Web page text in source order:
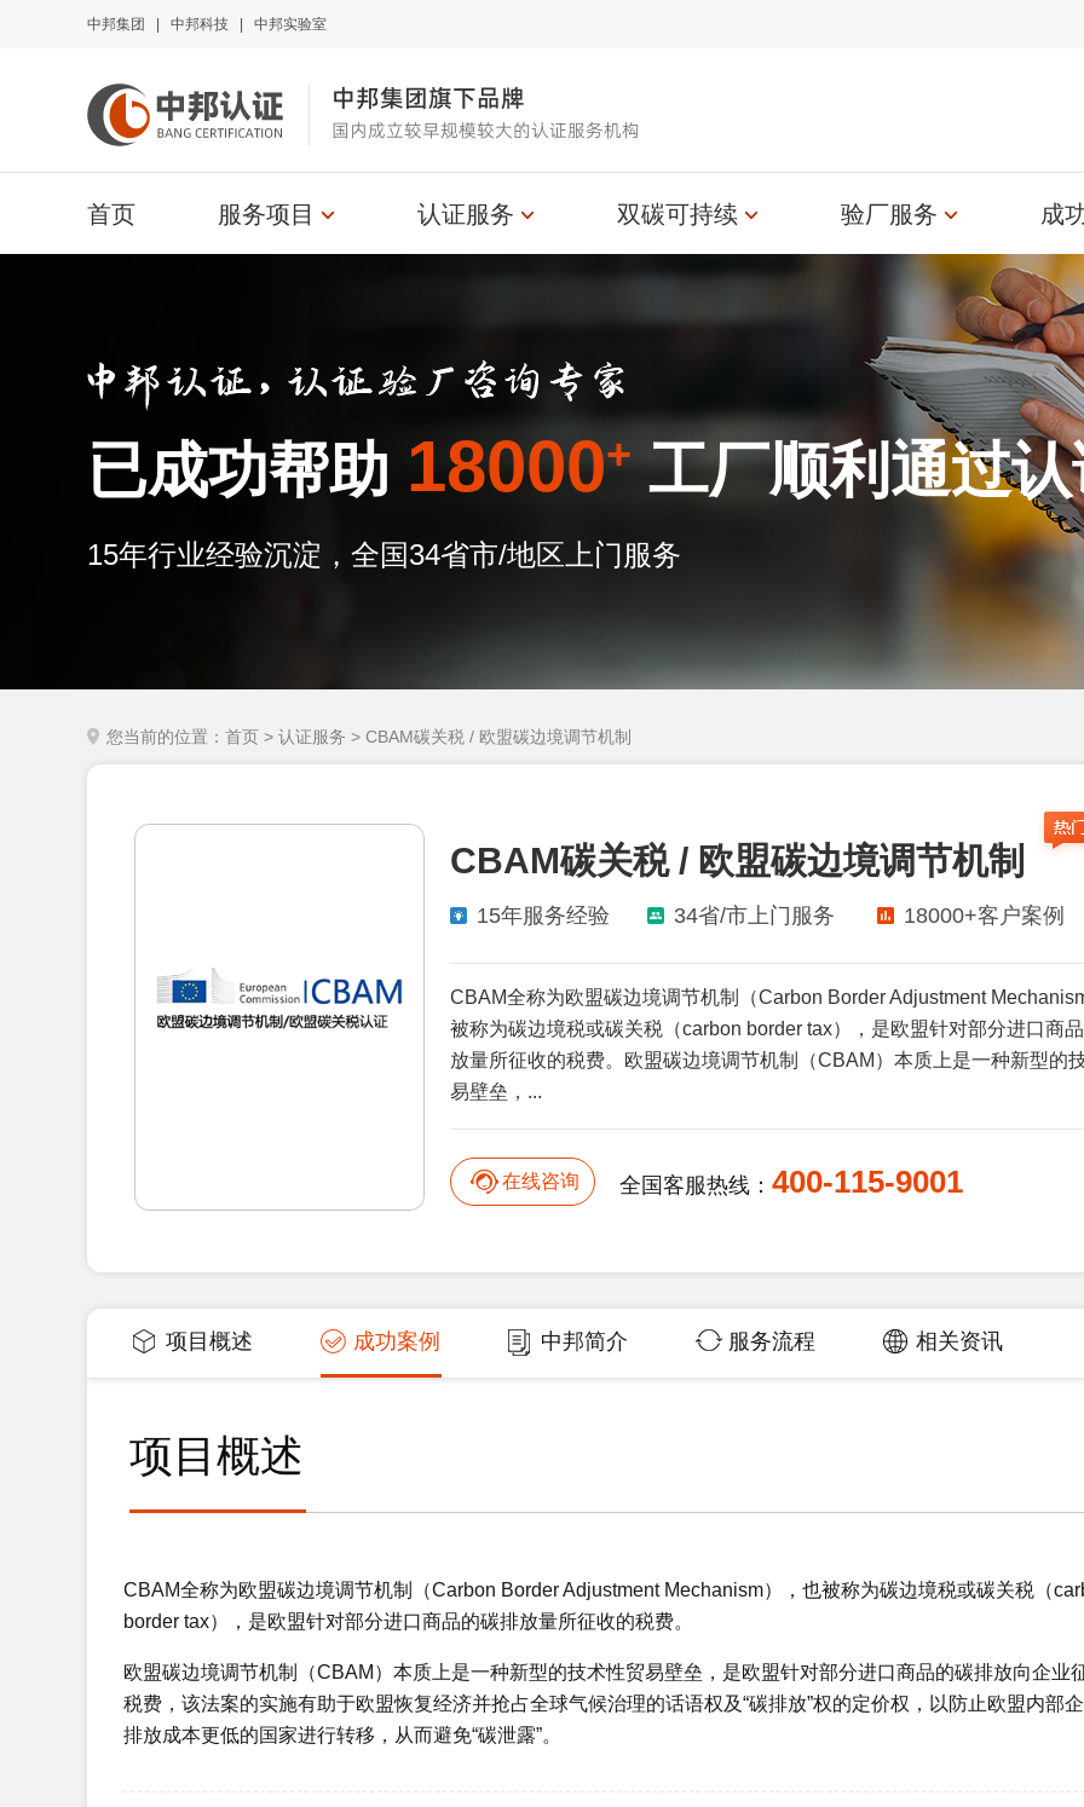
中邦集团 中邦科技 中邦实验室
中邦集团旗下品牌
国内成立较早规模较大的认证服务机构
首页 服务项目 认证服务 双碳可持续 验厂服务 成
已成功帮助 18000+工厂顺利通过
15年行业经验沉淀，全国34省市/地区上门服务
您当前的位置： 首页 > 认证服务 > CBAM碳关税 / 欧盟碳边境调节机制
CBAM碳关税 / 欧盟碳边境调节机制
CBAM全称为欧盟碳边境调节机制（Carbon Border Adjustment
被称为碳边境税或碳关税（carbon border tax），是欧盟针对部分进口商
放量所征收的税费。欧盟碳边境调节机制（CBAM）本质上是一种新型的
易壁垒，...
15年服务经验 34省/市上门服务 18000+客户案例
在线咨询 全国客服热线： 400-115-9001
项目概述 成功案例 中邦简介 服务流程 相关资讯
项目概述
CBAM全称为欧盟碳边境调节机制（Carbon Border Adjustment Mechanism），也被称为碳边境税或碳关税（
border tax），是欧盟针对部分进口商品的碳排放量所征收的税费。
欧盟碳边境调节机制（CBAM）本质上是一种新型的技术性贸易壁垒，是欧盟针对部分进口商品的碳排放向企业
税费，该法案的实施有助于欧盟恢复经济并抢占全球气候治理的话语权及“碳排放”权的定价权，以防止欧盟内部
排放成本更低的国家进行转移，从而避免“碳泄露”。